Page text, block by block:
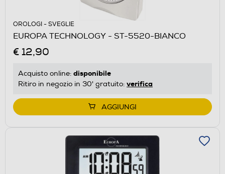
OROLOGI - SVEGLIE
EUROPA TECHNOLOGY - ST-5520-BIANCO
€ 12,90
Acquisto online: disponibile
Ritiro in negozio in 30' gratuito: verifica
AGGIUNGI